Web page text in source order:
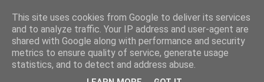
bijna net zo lekker als thuis
This site uses cookies from Google to deliver its services
and to analyze traffic. Your IP address and user-agent are
shared with Google along with performance and security
metrics to ensure quality of service, generate usage
statistics, and to detect and address abuse.